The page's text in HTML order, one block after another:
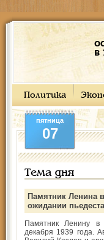
в
Политика
пятница
07
Тема дня
Памятник Ленина
ожидании
Памятник Ленину
декабря 1939 года.